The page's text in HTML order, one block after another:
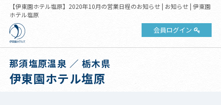
【伊東園ホテル塩原】2020年10月の営業日程のお知らせ | お知らせ | 伊東園
ホテル塩原
会員ログイン
那須塩原温泉 ／ 栃木県
伊東園ホテル塩原